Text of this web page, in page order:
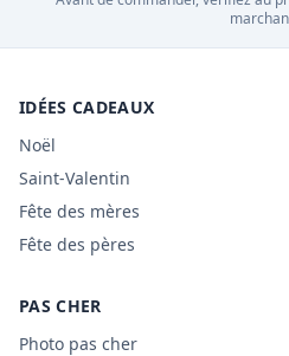
IDÉES CADEAUX
Noël
Saint-Valentin
Fête des mères
Fête des pères
PAS CHER
Photo pas cher